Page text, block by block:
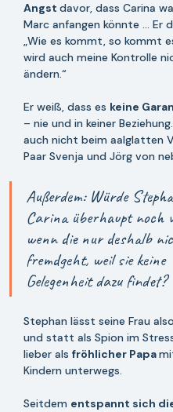
Angst davor, dass Carina
Marc anfangen könnte ... Er
„Wie es kommt, so kommt
wird auch meine Kontrolle
ändern.“
Er weiß, dass es keine
– nie und in keiner
auch nicht beim aalglatten
Paar Svenja und Jörg von
Außerdem: Würde
Carina überhaupt noch
wenn die nur deshalb
fremdgeht, weil sie keine
Gelegenheit dazu findet?
Stephan lässt seine Frau
und statt als Spion im
lieber als fröhlicher Papa
Kindern unterwegs.
Seitdem entspannt sich